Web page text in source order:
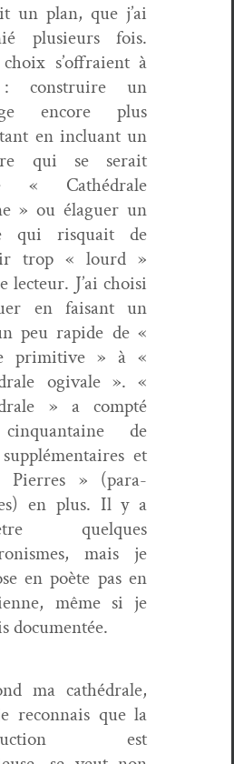
un plan, que j’ai
plusieurs fois.
s’offraient à
con­stru­ire un
encore plus
en inclu­ant un
qui se serait
« Cathé­drale
» ou éla­guer un
qui risquait de
trop « lourd »
lecteur. J’ai choisi
en faisant un
peu rapi­de de «
prim­i­tive » à «
ogi­vale ». «
» a comp­té
de
et
Pier­res » (para­
en plus. Il y a
être quelques
mais je
en poète pas en
même si je
documentée.
ma cathé­drale,
recon­nais que la
est